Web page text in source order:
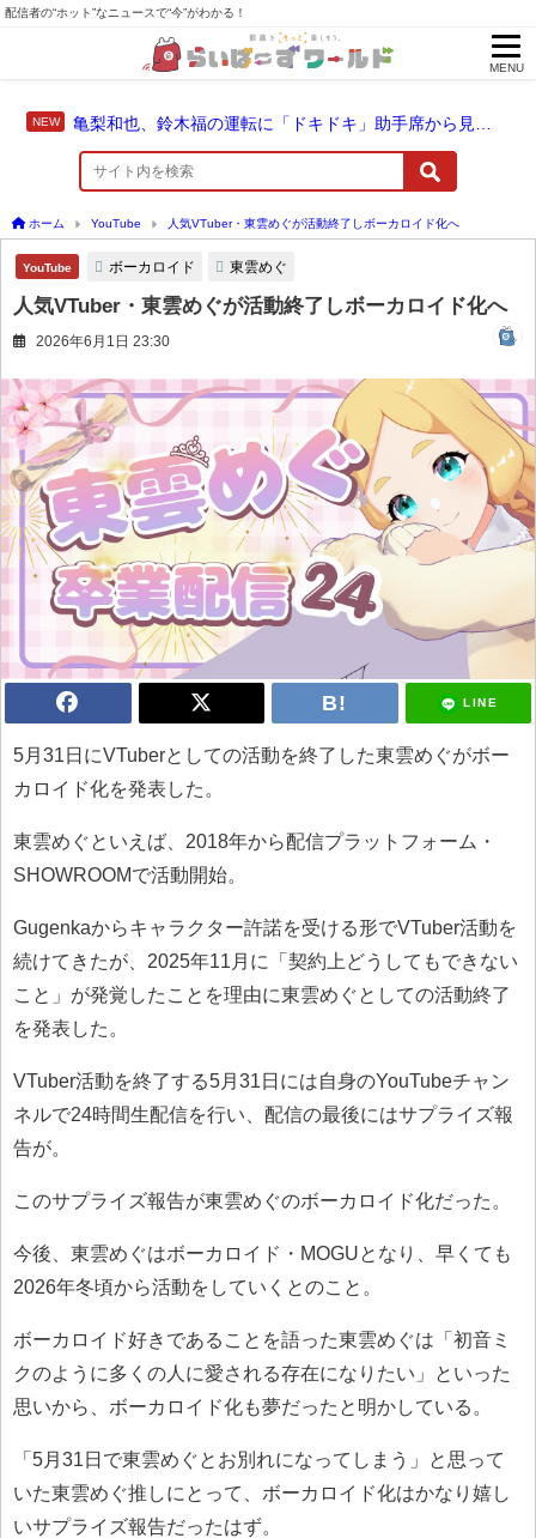
配信者の“ホット”なニュースで“今”がわかる！
MENU
ホーム YouTube 人気VTuber・東雲めぐが活動終了しボーカロイド化へ
YouTube ボーカロイド 東雲めぐ
人気VTuber・東雲めぐが活動終了しボーカロイド化へ
2026年6月1日 23:30
LINE
5月31日にVTuberとしての活動を終了した東雲めぐがボー
カロイド化を発表した。
東雲めぐといえば、2018年から配信プラットフォーム・
SHOWROOMで活動開始。
Gugenkaからキャラクター許諾を受ける形でVTuber活動を
続けてきたが、2025年11月に「契約上どうしてもできない
こと」が発覚したことを理由に東雲めぐとしての活動終了
を発表した。
VTuber活動を終了する5月31日には自身のYouTubeチャン
ネルで24時間生配信を行い、配信の最後にはサプライズ報
告が。
このサプライズ報告が東雲めぐのボーカロイド化だった。
今後、東雲めぐはボーカロイド・MOGUとなり、早くても
2026年冬頃から活動をしていくとのこと。
ボーカロイド好きであることを語った東雲めぐは「初音ミ
クのように多くの人に愛される存在になりたい」といった
思いから、ボーカロイド化も夢だったと明かしている。
「5月31日で東雲めぐとお別れになってしまう」と思って
いた東雲めぐ推しにとって、ボーカロイド化はかなり嬉し
いサプライズ報告だったはず。